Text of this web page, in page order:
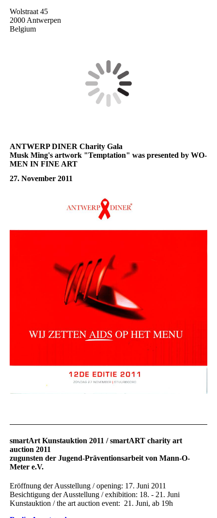
Wolstraat 45
2000 Antwerpen
Belgium
ANTWERP DINER Charity Gala
Musk Ming's artwork "Temptation" was presented by WO-
MEN IN FINE ART
27. November 2011
smartArt Kunstauktion 2011 / smartART charity art
auction 2011
zugunsten der Jugend-Präventionsarbeit von Mann-O-
Meter e.V.
Eröffnung der Ausstellung / opening: 17. Juni 2011
Besichtigung der Ausstellung / exhibition: 18. - 21. Juni
Kunstauktion / the art auction event: 21. Juni, ab 19h